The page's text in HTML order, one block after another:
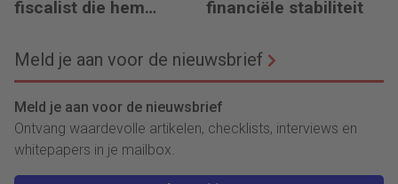
fiscalist die hem
financiële stabiliteit
Meld je aan voor de nieuwsbrief
Meld je aan voor de nieuwsbrief
Ontvang waardevolle artikelen, checklists, interviews en
whitepapers in je mailbox.